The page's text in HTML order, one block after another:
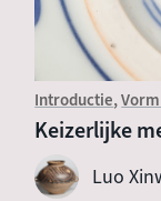
Introductie
Keizerlijke
Luo